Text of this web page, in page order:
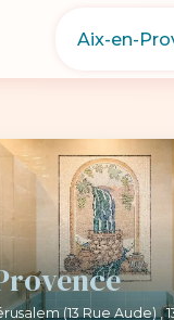
(13 Rue Aude) ,